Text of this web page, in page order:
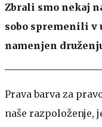
Zbrali smo nekaj
sobo spremenili v
namenjen
Prava barva za
naše razpoloženje,